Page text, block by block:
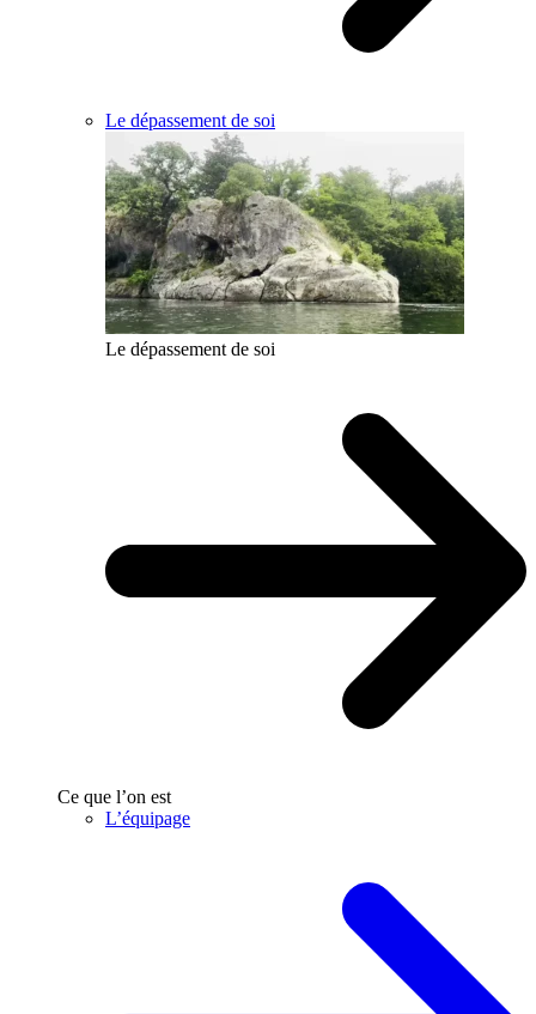
Le dépassement de soi
Le dépassement de soi
Ce que l’on est
L’équipage